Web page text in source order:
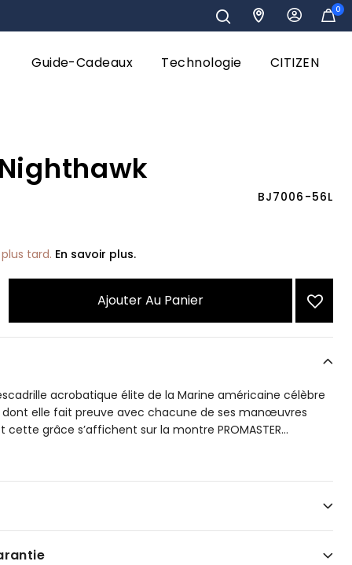
Guide-Cadeaux Technologie CITIZEN
0
BJ7006-56L
tard. En savoir plus.
Ajouter Au Panier
acrobatique élite de la Marine américaine célèbre
elle fait preuve avec chacune de ses manœuvres
grâce s’affichent sur la montre PROMASTER...
12/24. Modèle montré avec un boîtier bleu marin par
en acier inoxydable et un cadran bleu marin aux accents
Blue Angels au dos du boîtier. Doté de la technologie
par la lumière, sous toutes ses formes. N'a jamais